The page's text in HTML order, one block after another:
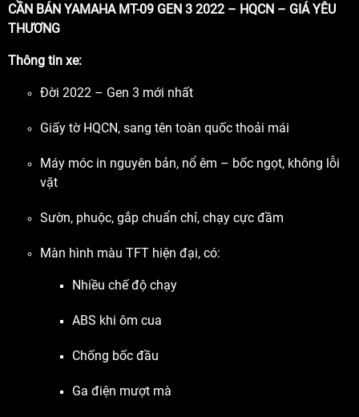
CẦN BÁN YAMAHA MT-09 GEN 3 2022 – HQCN – GIÁ YÊU
THƯƠNG
Thông tin xe:
Đời 2022 – Gen 3 mới nhất
Giấy tờ HQCN, sang tên toàn quốc thoải mái
Máy móc in nguyên bản, nổ êm – bốc ngọt, không lỗi
vặt
Sườn, phuộc, gắp chuẩn chỉ, chạy cực đầm
Màn hình màu TFT hiện đại, có:
Nhiều chế độ chạy
ABS khi ôm cua
Chống bốc đầu
Ga điện mượt mà